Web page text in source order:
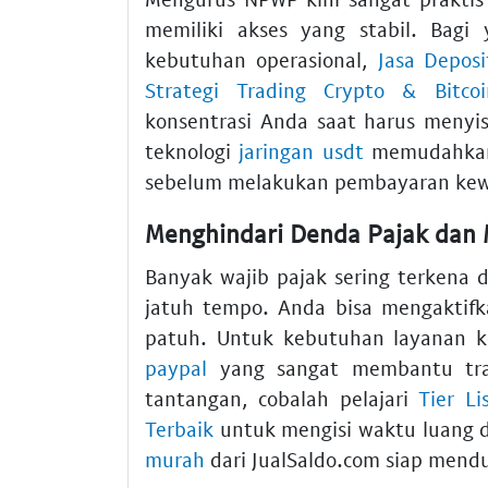
memiliki akses yang stabil. Bagi
kebutuhan operasional, Jasa
Strategi Trading Crypto &
konsentrasi Anda saat harus
teknologi jaringan usdt
sebelum melakukan pembayaran
Menghindari Denda Pajak
Banyak wajib pajak sering terkena
jatuh tempo. Anda bisa
patuh. Untuk kebutuhan layanan
paypal yang sangat membantu
tantangan, cobalah pelajariTier
Terbaik untuk mengisi waktu luang
murah dari JualSaldo.com siap